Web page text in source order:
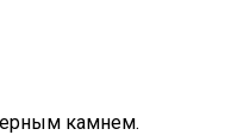
камнем.